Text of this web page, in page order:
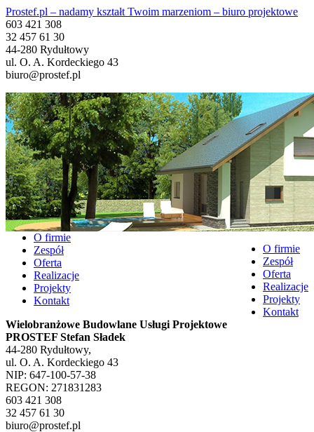
Prostef.pl – nadamy kształt Twoim marzeniom – biuro projektowe
603 421 308
32 457 61 30
44-280 Rydułtowy
ul. O. A. Kordeckiego 43
biuro@prostef.pl
O firmie
Zespół
Oferta
Realizacje
Projekty
Kontakt
O firmie
Zespół
Oferta
Realizacje
Projekty
Kontakt
Wielobranżowe Budowlane Usługi Projektowe
PROSTEF Stefan Sładek
44-280 Rydułtowy,
ul. O. A. Kordeckiego 43
NIP: 647-100-57-38
REGON: 271831283
603 421 308
32 457 61 30
biuro@prostef.pl